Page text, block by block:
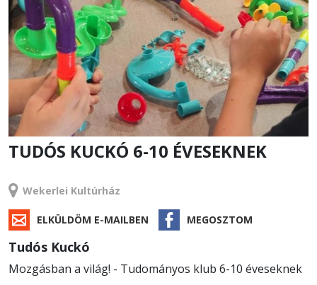
TUDÓS KUCKÓ 6-10 ÉVESEKNEK
Wekerlei Kultúrház
ELKÜLDÖM E-MAILBEN MEGOSZTOM
Tudós Kuckó
Mozgásban a világ! - Tudományos klub 6-10 éveseknek